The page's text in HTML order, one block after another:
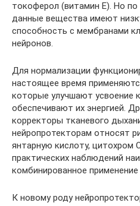
токоферол (витамин Е). Но по
данные вещества имеют
способность с мембранами
нейронов.
Для нормализации
настоящее время
которые улучшают усвоение
обеспечивают их энергией.
корректоры тканевого
нейропротекторам относят
янтарную кислоту, цитохром
практических наблюдений
комбинированное
К новому роду